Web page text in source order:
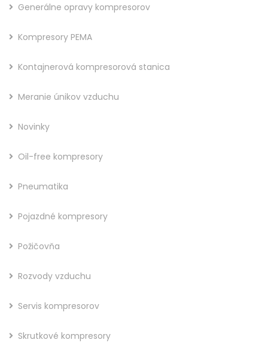
Generálne opravy kompresorov
Kompresory PEMA
Kontajnerová kompresorová stanica
Meranie únikov vzduchu
Novinky
Oil-free kompresory
Pneumatika
Pojazdné kompresory
Požičovňa
Rozvody vzduchu
Servis kompresorov
Skrutkové kompresory